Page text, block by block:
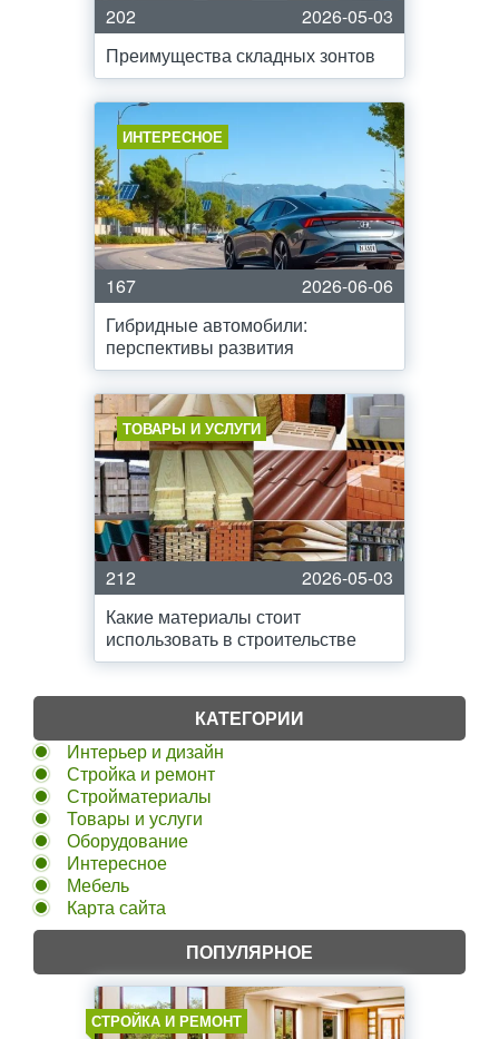
202
2026-05-03
Преимущества складных зонтов
ИНТЕРЕСНОЕ
167
2026-06-06
Гибридные автомобили:
перспективы развития
ТОВАРЫ И УСЛУГИ
212
2026-05-03
Какие материалы стоит
использовать в строительстве
КАТЕГОРИИ
Интерьер и дизайн
Стройка и ремонт
Стройматериалы
Товары и услуги
Оборудование
Интересное
Мебель
Карта сайта
ПОПУЛЯРНОЕ
СТРОЙКА И РЕМОНТ